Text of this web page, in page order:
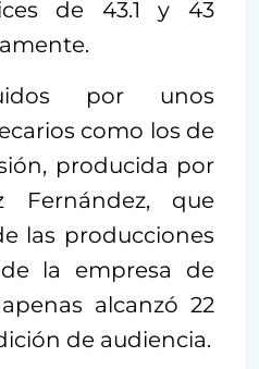
de 43.1 y 43
por unos
como los de
producida por
Fernández, que
las producciones
la empresa de
alcanzó 22
de audiencia.